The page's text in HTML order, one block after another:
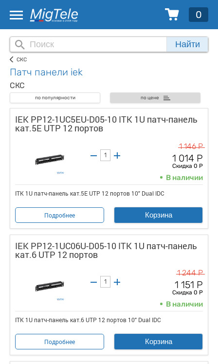
0
Найти
СКС
Патч панели iek
СКС
по популярности по цене
IEK PP12-1UC5EU-D05-10 ITK 1U патч-панель
кат.5E UTP 12 портов
1 146 Р
1 014 Р
Скидка 0 Р
В наличии
ITK 1U патч-панель кат.5E UTP 12 портов 10" Dual IDC
Подробнее Корзина
IEK PP12-1UC06U-D05-10 ITK 1U патч-панель
кат.6 UTP 12 портов
1 244 Р
1 151 Р
Скидка 0 Р
В наличии
ITK 1U патч-панель кат.6 UTP 12 портов 10" Dual IDC
Подробнее Корзина